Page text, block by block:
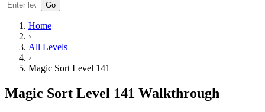
Go
Home
›
All Levels
›
Magic Sort Level 141
Magic Sort Level 141 Walkthrough